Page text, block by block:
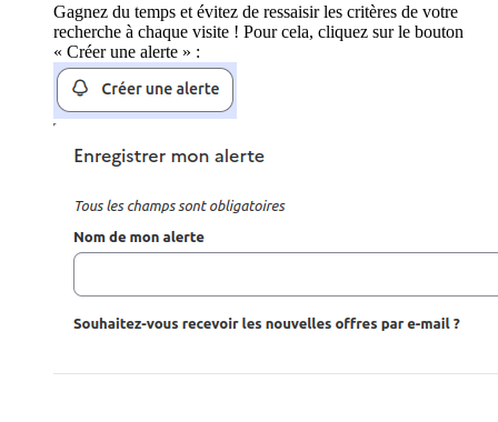
Gagnez du temps et évitez de ressaisir les critères de votre
recherche à chaque visite ! Pour cela, cliquez sur le bouton
« Créer une alerte » :